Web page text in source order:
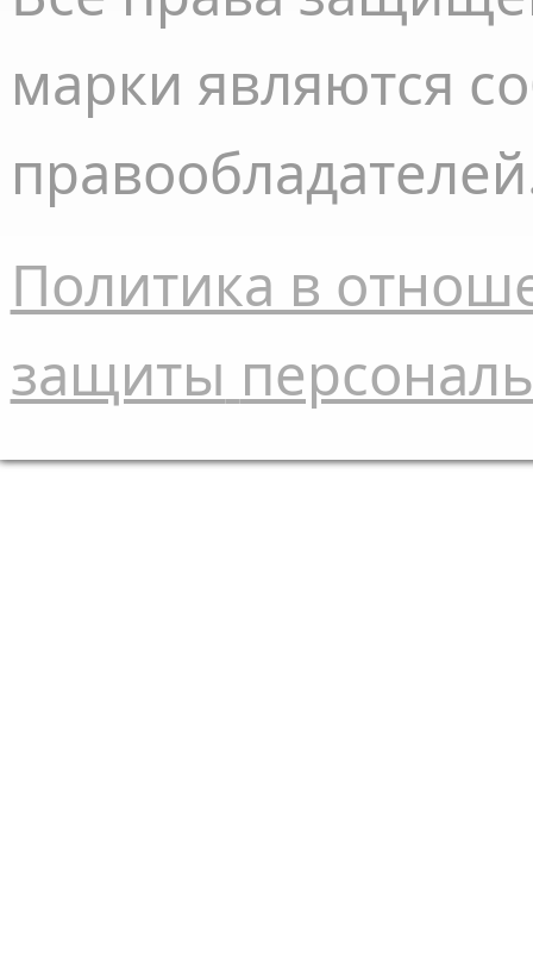
марки являются
Политика в
защиты